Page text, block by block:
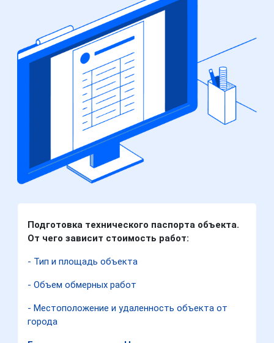
Подготовка технического паспорта объекта.
От чего зависит стоимость работ:
- Тип и площадь объекта
- Объем обмерных работ
- Местоположение и удаленность объекта от
города